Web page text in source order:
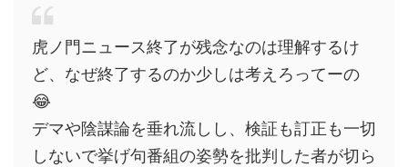
虎ノ門ニュース終了が残念なのは理解するけ
ど、なぜ終了するのか少しは考えろってーの
😂
デマや陰謀論を垂れ流しし、検証も訂正も一切
しないで挙げ句番組の姿勢を批判した者が切ら